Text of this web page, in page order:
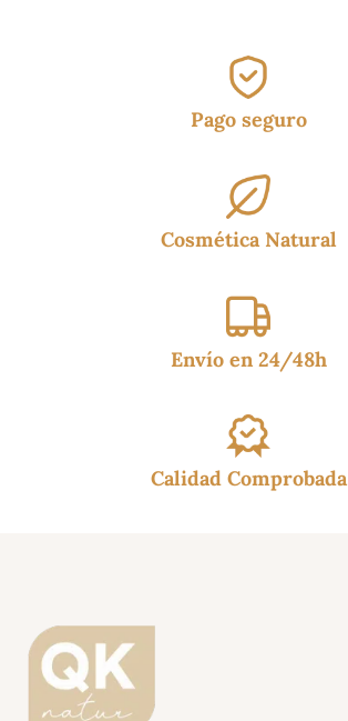
Pago seguro
Cosmética Natural
Envío en 24/48h
Calidad Comprobada